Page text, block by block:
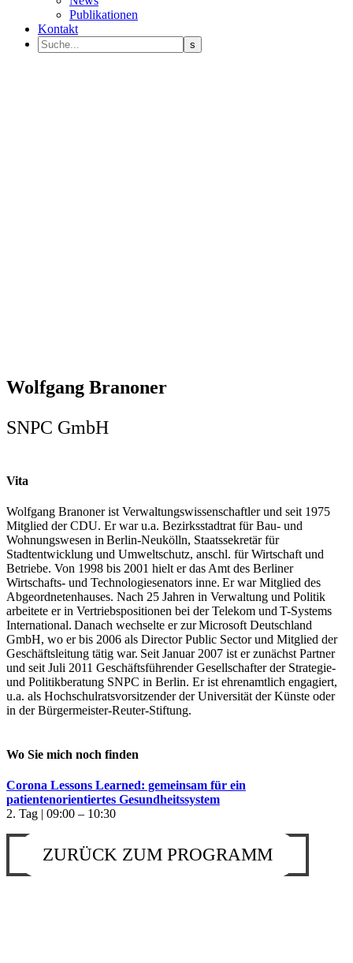
Publikationen
Kontakt
Wolfgang Branoner
SNPC GmbH
Vita
Wolfgang Branoner ist Verwaltungswissenschaftler und seit 1975
Mitglied der CDU. Er war u.a. Bezirksstadtrat für Bau- und
Wohnungswesen in Berlin-Neukölln, Staatssekretär für
Stadtentwicklung und Umweltschutz, anschl. für Wirtschaft und
Betriebe. Von 1998 bis 2001 hielt er das Amt des Berliner
Wirtschafts- und Technologiesenators inne. Er war Mitglied des
Abgeordnetenhauses. Nach 25 Jahren in Verwaltung und Politik
arbeitete er in Vertriebspositionen bei der Telekom und T-Systems
International. Danach wechselte er zur Microsoft Deutschland
GmbH, wo er bis 2006 als Director Public Sector und Mitglied der
Geschäftsleitung tätig war. Seit Januar 2007 ist er zunächst Partner
und seit Juli 2011 Geschäftsführender Gesellschafter der Strategie-
und Politikberatung SNPC in Berlin. Er ist ehrenamtlich engagiert,
u.a. als Hochschulratsvorsitzender der Universität der Künste oder
in der Bürgermeister-Reuter-Stiftung.
Wo Sie mich noch finden
Corona Lessons Learned: gemeinsam für ein
patientenorientiertes Gesundheitssystem
2. Tag | 09:00 – 10:30
ZURÜCK ZUM PROGRAMM